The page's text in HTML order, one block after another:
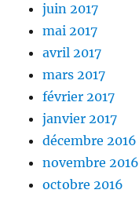
juin 2017
mai 2017
avril 2017
mars 2017
février 2017
janvier 2017
décembre 2016
novembre 2016
octobre 2016